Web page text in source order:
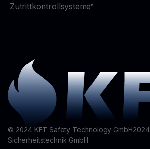
Zutrittkontrollsysteme
© 2024 KFT Safety Technology GmbH2024
Sicherheitstechnik GmbH